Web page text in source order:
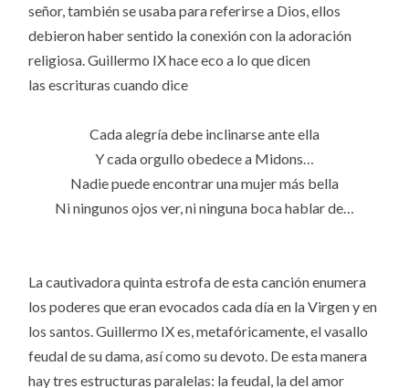
señor, también se usaba para referirse a Dios, ellos
debieron haber sentido la conexión con la adoración
religiosa. Guillermo IX hace eco a lo que dicen
las escrituras cuando dice
Cada alegría debe inclinarse ante ella
Y cada orgullo obedece a Midons…
Nadie puede encontrar una mujer más bella
Ni ningunos ojos ver, ni ninguna boca hablar de…
La cautivadora quinta estrofa de esta canción enumera
los poderes que eran evocados cada día en la Virgen y en
los santos. Guillermo IX es, metafóricamente, el vasallo
feudal de su dama, así como su devoto. De esta manera
hay tres estructuras paralelas: la feudal, la del amor